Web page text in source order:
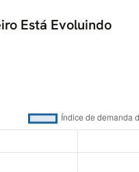
Está Evoluindo